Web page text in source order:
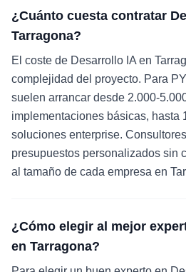
¿Cuánto cuesta contratar
Tarragona?
El coste de Desarrollo IA en
complejidad del proyecto. Para
suelen arrancar desde 2.000-
implementaciones básicas, hasta
soluciones enterprise.
presupuestos personalizados sin
al tamaño de cada empresa en
¿Cómo elegir al mejor
en Tarragona?